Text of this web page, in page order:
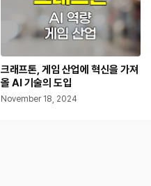
크래프톤, 게임 산업에 혁신을 가져
올 AI 기술의 도입
November 18, 2024